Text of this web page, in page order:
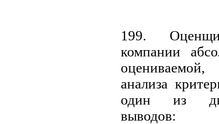
199.
компании
анализа
один из
выводов: